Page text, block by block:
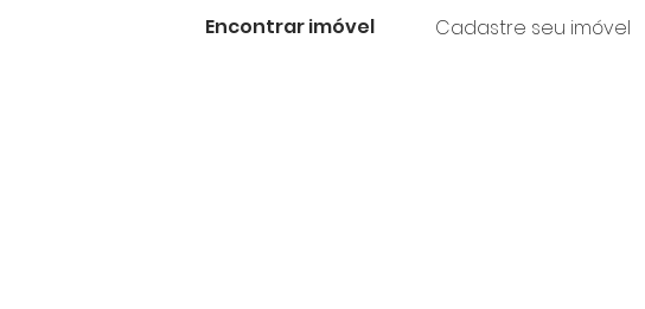
Encontrar imóvel Cadastre seu imóvel